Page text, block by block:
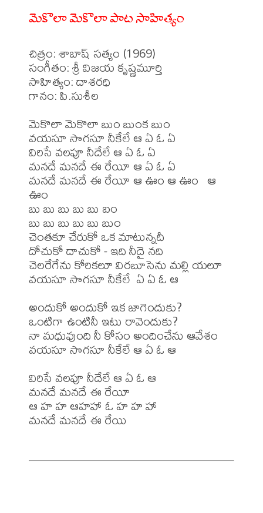
మెకొలా మెకొలా పాట సాహిత్యం
చిత్రం: శాబాష్ సత్యం (1969)
సంగీతం: శ్రీ విజయ కృష్ణమూర్తి
సాహిత్యం: దాశరధి
గానం: పి.సుశీల
మెకొలా మెకొలా బుం బుంక బుం
వయసూ సొగసూ నీకేలే ఆ ఏ ఓ ఏ
విరిసే వలపూ నీదేలే ఆ ఏ ఓ ఏ
మనదే మనదే ఈ రేయీ ఆ ఏ ఓ ఏ
మనదే మనదే ఈ రేయీ ఆ ఊం ఆ ఊం   ఆ
ఊం
బు బు బు బు బు బం
బు బు బు బు బు బుం
చెంతకూ చేరుకో ఒక మాటున్నదీ
దోచుకో దాచుకో - ఇది నీదై నది
చెలరేగేను కోరికలూ విరబూసెను మల్లి యలూ
వయసూ సొగసూ నీకేలే  ఏ ఏ ఓ ఆ
అందుకో అందుకో ఇక జాగెందుకు?
ఒంటిగా ఉంటినీ ఇటు రావెందుకు?
నా మధువుంది నీ కోసం అందించేను ఆవేశం
వయసూ సొగసూ నీకేలే ఆ ఏ ఓ ఆ
విరిసే వలపూ నీదేలే ఆ ఏ ఓ ఆ
మనదే మనదే ఈ రేయీ
ఆ హ హ ఆహహా ఓ హ హ హా
మనదే మనదే ఈ రేయి